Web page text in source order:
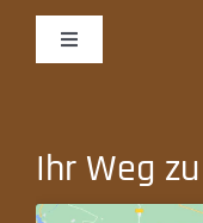
Toggle
Ihr Weg